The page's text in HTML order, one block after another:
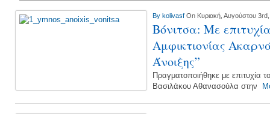
By kolivasf On Κυριακή, Αυγούστου
Βόνιτσα: Με
Αμφικτιονίας
Άνοιξης”
Πραγματοποιήθηκε με επιτυχία
Βασιλάκου Αθανασούλα στην